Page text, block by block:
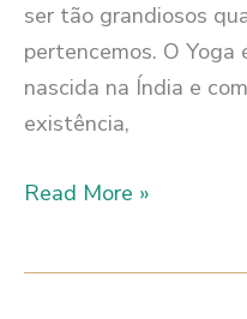
ser tão grandiosos
pertencemos. O
nascida na Índia e
existência,
O
Read More »